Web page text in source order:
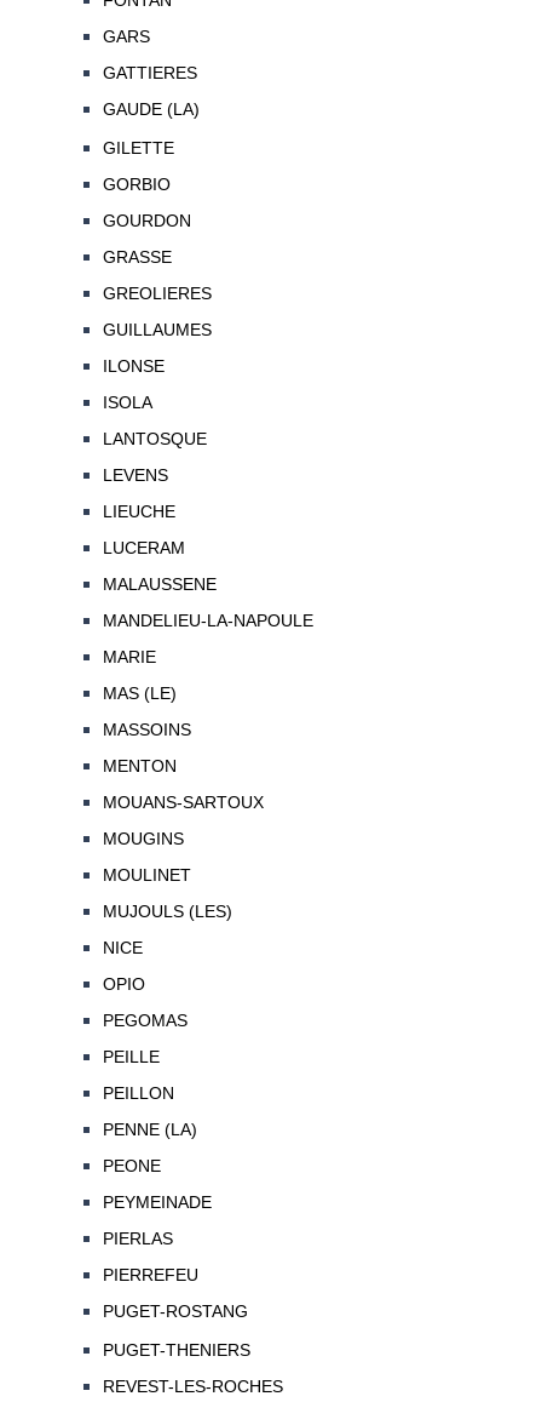
GARS
GATTIERES
GAUDE (LA)
GILETTE
GORBIO
GOURDON
GRASSE
GREOLIERES
GUILLAUMES
ILONSE
ISOLA
LANTOSQUE
LEVENS
LIEUCHE
LUCERAM
MALAUSSENE
MANDELIEU-LA-NAPOULE
MARIE
MAS (LE)
MASSOINS
MENTON
MOUANS-SARTOUX
MOUGINS
MOULINET
MUJOULS (LES)
NICE
OPIO
PEGOMAS
PEILLE
PEILLON
PENNE (LA)
PEONE
PEYMEINADE
PIERLAS
PIERREFEU
PUGET-ROSTANG
PUGET-THENIERS
REVEST-LES-ROCHES